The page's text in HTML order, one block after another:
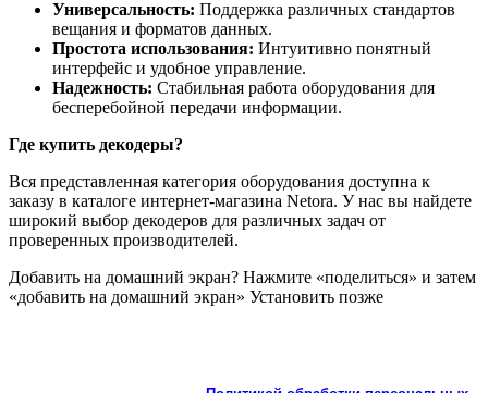
Универсальность: Поддержка различных стандартов
вещания и форматов данных.
Простота использования: Интуитивно понятный
интерфейс и удобное управление.
Надежность: Стабильная работа оборудования для
бесперебойной передачи информации.
Где купить декодеры?
Вся представленная категория оборудования доступна к
заказу в каталоге интернет-магазина Netora. У нас вы найдете
широкий выбор декодеров для различных задач от
проверенных производителей.
Добавить на домашний экран? Нажмите «поделиться» и затем
«добавить на домашний экран» Установить позже